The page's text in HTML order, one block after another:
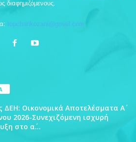
διαφημιζόμενους.
topchankozani@gmail.com
ΔΕΗ: Οικονομικά Αποτελέσματα Α΄
2026-Συνεχιζόμενη ισχυρή
στο α΄...